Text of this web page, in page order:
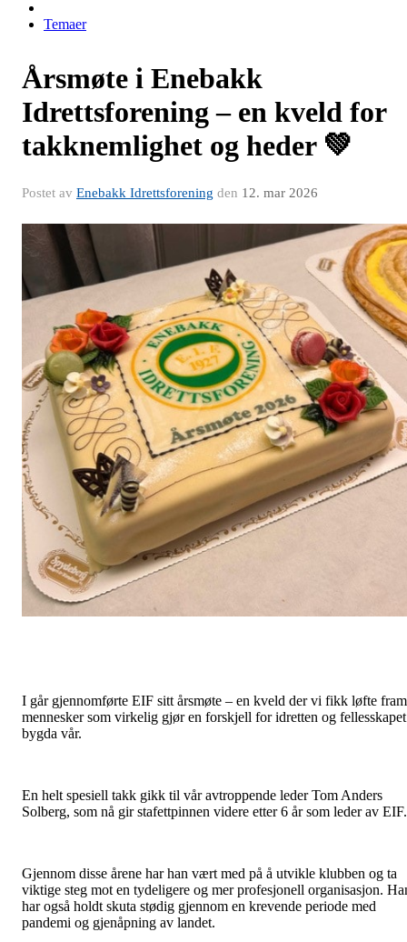
Temaer
Årsmøte i Enebakk
Idrettsforening – en kveld for
takknemlighet og heder 💚
Postet av Enebakk Idrettsforening den 12. mar 2026
I går gjennomførte EIF sitt årsmøte – en kveld der vi fikk løfte fram
mennesker som virkelig gjør en forskjell for idretten og
bygda vår.
En helt spesiell takk gikk til vår avtroppende leder Tom Anders
Solberg, som nå gir stafettpinnen videre etter 6 år som leder av
Gjennom disse årene har han vært med på å utvikle klubben og ta
viktige steg mot en tydeligere og mer profesjonell organisasjon.
har også holdt skuta stødig gjennom en krevende periode med
pandemi og gjenåpning av landet.